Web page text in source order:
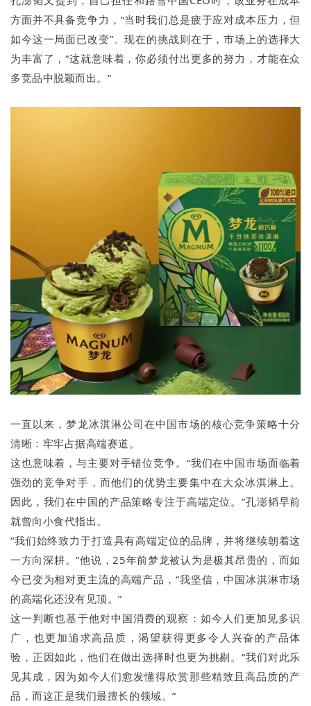
方面并不具备竞争力，“当时我们总是疲于应对成本压力，但
如今这一局面已改变”。现在的挑战则在于，市场上的选择大
为丰富了，“这就意味着，你必须付出更多的努力，才能在众
多竞品中脱颖而出。”
一直以来，梦龙冰淇淋公司在中国市场的核心竞争策略十分
清晰：牢牢占据高端赛道。
这也意味着，与主要对手错位竞争。“我们在中国市场面临着
强劲的竞争对手，而他们的优势主要集中在大众冰淇淋上。
因此，我们在中国的产品策略专注于高端定位。”孔澎韬早前
就曾向小食代指出。
“我们始终致力于打造具有高端定位的品牌，并将继续朝着这
一方向深耕。”他说，25年前梦龙被认为是极其昂贵的，而如
今已变为相对更主流的高端产品，“我坚信，中国冰淇淋市场
的高端化还没有见顶。”
这一判断也基于他对中国消费的观察：如今人们更加见多识
广，也更加追求高品质，渴望获得更多令人兴奋的产品体
验，正因如此，他们在做出选择时也更为挑剔。“我们对此乐
见其成，因为如今人们愈发懂得欣赏那些精致且高品质的产
品，而这正是我们最擅长的领域。”